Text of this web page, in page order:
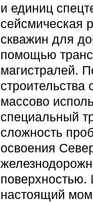
и единиц
сейсмическая
скважин для
помощью
магистралей.
массово
специальный
сложность
освоения
поверхностью.
настоящий